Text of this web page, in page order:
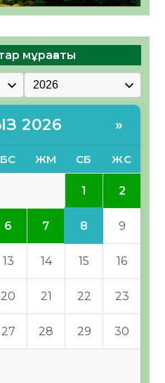
мұрағаты
2026 »
БС ЖМ СБ ЖС
1 2
6 7 8 9
13 14 15 16
20 21 22 23
27 28 29 30